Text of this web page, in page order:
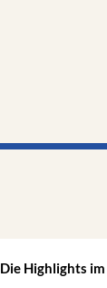
Die Highlights